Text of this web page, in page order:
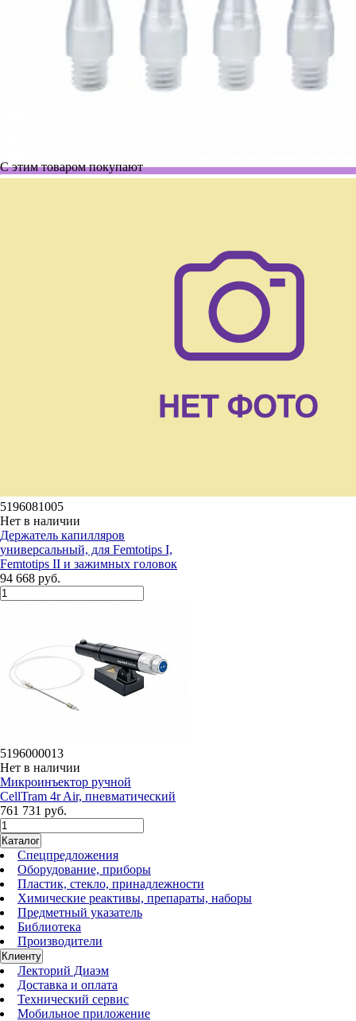
С этим товаром покупают
5196081005
Нет в наличии
Держатель капилляров
универсальный, для Femtotips I,
Femtotips II и зажимных головок
94 668 руб.
5196000013
Нет в наличии
Микроинъектор ручной
CellTram 4r Air, пневматический
761 731 руб.
Каталог
Спецпредложения
Оборудование, приборы
Пластик, стекло, принадлежности
Химические реактивы, препараты, наборы
Предметный указатель
Библиотека
Производители
Клиенту
Лекторий Диаэм
Доставка и оплата
Технический сервис
Мобильное приложение